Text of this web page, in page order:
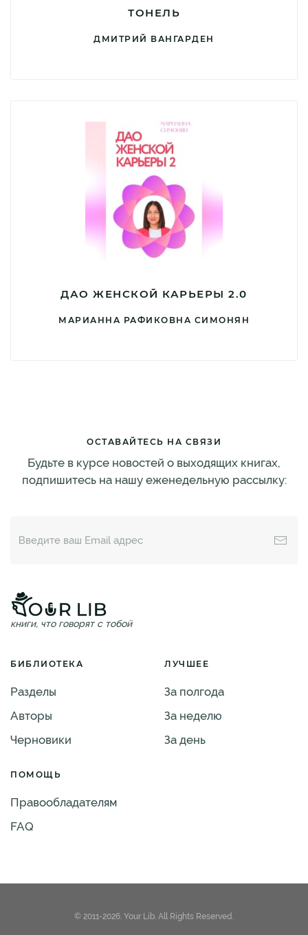
ТОНЕЛЬ
ДМИТРИЙ ВАНГАРДЕН
ДАО ЖЕНСКОЙ КАРЬЕРЫ 2.0
МАРИАННА РАФИКОВНА СИМОНЯН
ОСТАВАЙТЕСЬ НА СВЯЗИ
Будьте в курсе новостей о выходящих книгах,
подпишитесь на нашу еженедельную рассылку:
книги, что говорят с тобой
БИБЛИОТЕКА
Разделы
Авторы
Черновики
ЛУЧШЕЕ
За полгода
За неделю
За день
ПОМОЩЬ
Правообладателям
FAQ
© 2011-2026. Your Lib. All Rights Reserved.